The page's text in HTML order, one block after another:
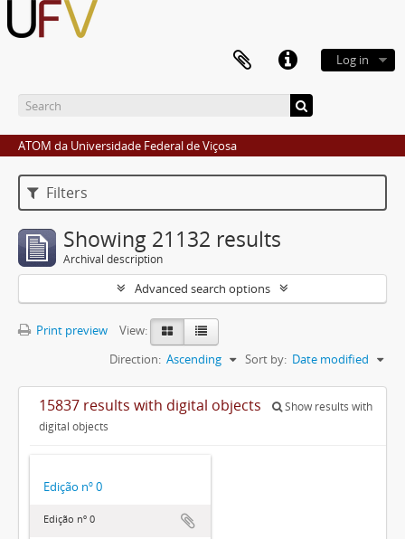
Log in
ATOM da Universidade Federal de Viçosa
Filters
Showing 21132 results
Archival description
Advanced search options
Print preview
View:
Sort by: Date modified
Direction: Ascending
15837 results with digital objects
Show results with
digital objects
Edição nº 0
Edição nº 0